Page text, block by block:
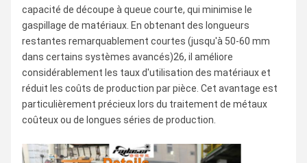
capacité de découpe à queue courte, qui minimise le
gaspillage de matériaux. En obtenant des longueurs
restantes remarquablement courtes (jusqu'à 50-60 mm
dans certains systèmes avancés)26, il améliore
considérablement les taux d'utilisation des matériaux et
réduit les coûts de production par pièce. Cet avantage est
particulièrement précieux lors du traitement de métaux
coûteux ou de longues séries de production.